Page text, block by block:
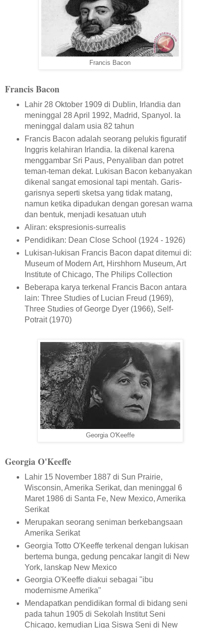
Francis Bacon
Francis Bacon
Lahir 28 Oktober 1909 di Dublin, Irlandia dan
meninggal 28 April 1992, Madrid, Spanyol. Ia
meninggal dalam usia 82 tahun
Francis Bacon adalah seorang pelukis figuratif
Inggris kelahiran Irlandia. Ia dikenal karena
menggambar Sri Paus, Penyaliban dan potret
teman-teman dekat. Lukisan Bacon kebanyakan
dikenal sangat emosional tapi mentah. Garis-
garisnya seperti sketsa yang tidak matang,
namun ketika dipadukan dengan goresan warna
dan bentuk, menjadi kesatuan utuh
Aliran: ekspresionis-surrealis
Pendidikan: Dean Close School (1924 - 1926)
Lukisan-lukisan Francis Bacon dapat ditemui di:
Museum of Modern Art, Hirshhorn Museum, Art
Institute of Chicago, The Philips Collection
Beberapa karya terkenal Francis Bacon antara
lain: Three Studies of Lucian Freud (1969),
Three Studies of George Dyer (1966), Self-
Potrait (1970)
Georgia O'Keeffe
Georgia O'Keeffe
Lahir 15 November 1887 di Sun Prairie,
Wisconsin, Amerika Serikat, dan meninggal 6
Maret 1986 di Santa Fe, New Mexico, Amerika
Serikat
Merupakan seorang seniman berkebangsaan
Amerika Serikat
Georgia Totto O'Keeffe terkenal dengan lukisan
bertema bunga, gedung pencakar langit di New
York, lanskap New Mexico
Georgia O'Keeffe diakui sebagai "ibu
modernisme Amerika"
Mendapatkan pendidikan formal di bidang seni
pada tahun 1905 di Sekolah Institut Seni
Chicago, kemudian Liga Siswa Seni di New